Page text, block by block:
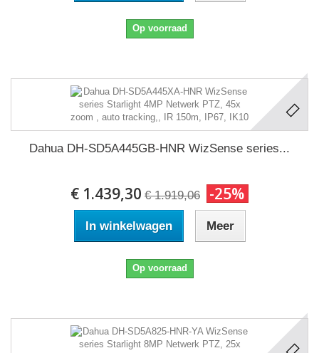
Op voorraad
Dahua DH-SD5A445GB-HNR WizSense series...
€ 1.439,30 € 1.919,06 -25%
In winkelwagen Meer
Op voorraad